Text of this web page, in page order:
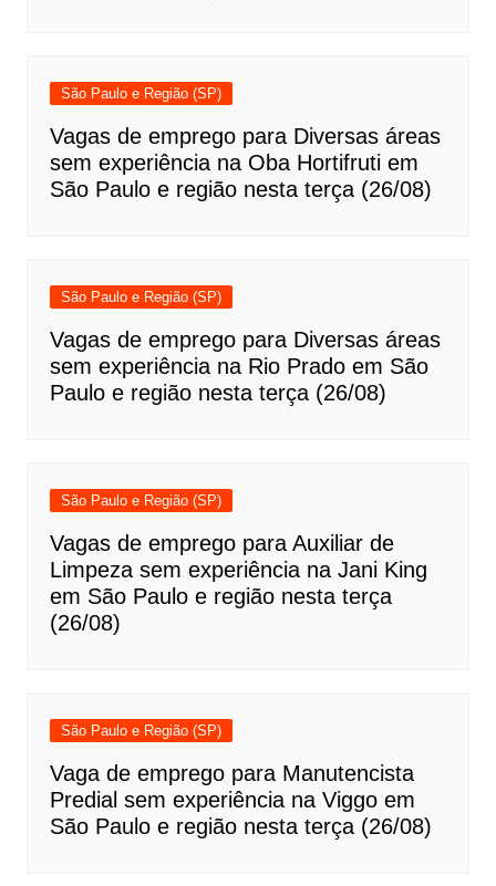
São Paulo e Região (SP)
Vagas de emprego para Diversas áreas
sem experiência na Oba Hortifruti em
São Paulo e região nesta terça (26/08)
São Paulo e Região (SP)
Vagas de emprego para Diversas áreas
sem experiência na Rio Prado em São
Paulo e região nesta terça (26/08)
São Paulo e Região (SP)
Vagas de emprego para Auxiliar de
Limpeza sem experiência na Jani King
em São Paulo e região nesta terça
(26/08)
São Paulo e Região (SP)
Vaga de emprego para Manutencista
Predial sem experiência na Viggo em
São Paulo e região nesta terça (26/08)